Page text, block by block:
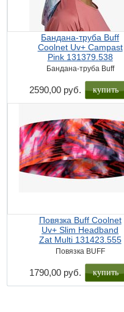
Бандана-труба Buff
Coolnet Uv+ Campast
Pink 131379.538
Бандана-труба Buff
2590,00 руб.
Повязка Buff Coolnet
Uv+ Slim Headband
Zat Multi 131423.555
Повязка BUFF
1790,00 руб.